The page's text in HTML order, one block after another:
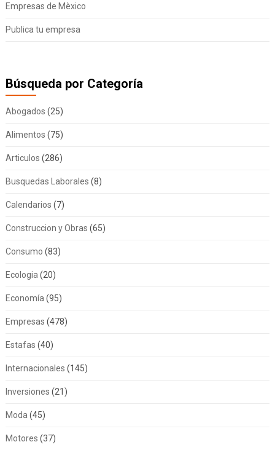
Empresas de Mèxico
Publica tu empresa
Búsqueda por Categoría
Abogados (25)
Alimentos (75)
Articulos (286)
Busquedas Laborales (8)
Calendarios (7)
Construccion y Obras (65)
Consumo (83)
Ecologia (20)
Economía (95)
Empresas (478)
Estafas (40)
Internacionales (145)
Inversiones (21)
Moda (45)
Motores (37)